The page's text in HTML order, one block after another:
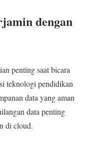
dengan
penting saat bicara
teknologi pendidikan
data yang aman
data penting
di cloud.